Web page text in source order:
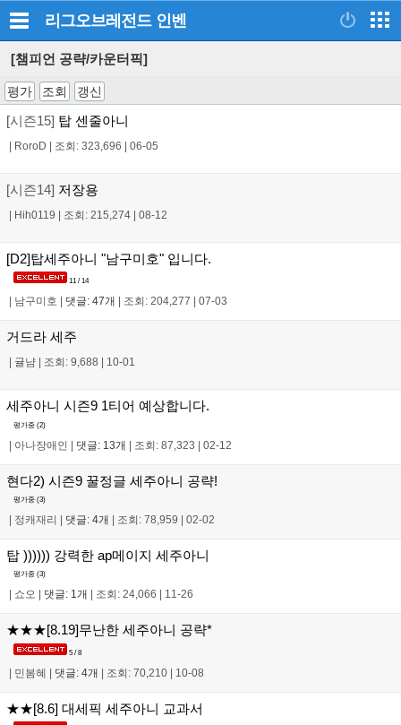
리그오브레전드 인벤
[챔피언 공략/카운터픽]
평가 조회 갱신
[시즌15] 탑 센줄아니
RoroD 조회: 323,696 06-05
[시즌14] 저장용
Hih0119 조회: 215,274 08-12
[D2]탑세주아니 "남구미호" 입니다.
11 / 14
남구미호 댓글: 47개 조회: 204,277 07-03
거드라 세주
귤냠 조회: 9,688 10-01
세주아니 시즌9 1티어 예상합니다.
평가중 (2)
| 아나장애인 | 댓글: 13개 | 조회: 87,323 | 02-12
현다2) 시즌9 꿀정글 세주아니 공략!
평가중 (3)
정캐재리 댓글: 4개 조회: 78,959 02-02
탑 )))))) 강력한 ap메이지 세주아니
평가중 (3)
쇼오 댓글: 1개 조회: 24,066 11-26
★★★[8.19]무난한 세주아니 공략*
5 / 8
| 민봄혜 | 댓글: 4개 | 조회: 70,210 | 10-08
★★[8.6] 대세픽 세주아니 교과서